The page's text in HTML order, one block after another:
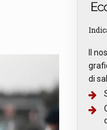
Il
di